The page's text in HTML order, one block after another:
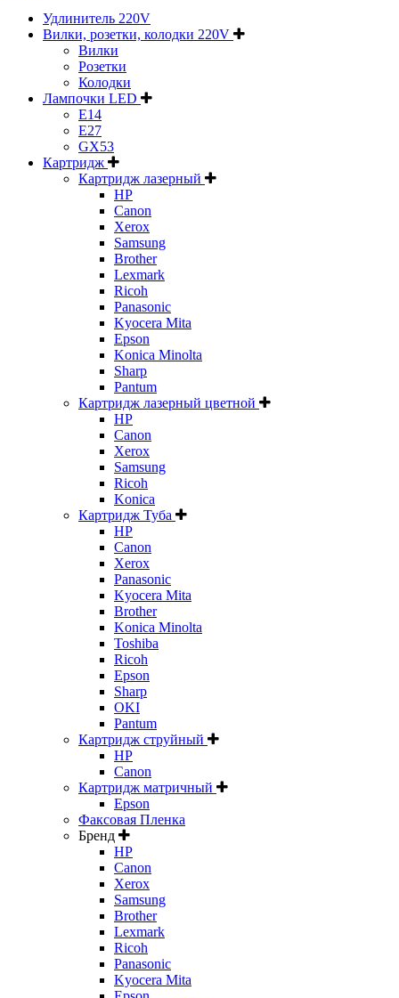
Удлинитель 220V
Вилки, розетки, колодки 220V
Вилки
Розетки
Колодки
Лампочки LED
E14
E27
GX53
Картридж
Картридж лазерный
HP
Canon
Xerox
Samsung
Brother
Lexmark
Ricoh
Panasonic
Kyocera Mita
Epson
Konica Minolta
Sharp
Pantum
Картридж лазерный цветной
HP
Canon
Xerox
Samsung
Ricoh
Konica
Картридж Туба
HP
Canon
Xerox
Panasonic
Kyocera Mita
Brother
Konica Minolta
Toshiba
Ricoh
Epson
Sharp
OKI
Pantum
Картридж струйный
HP
Canon
Картридж матричный
Epson
Факсовая Пленка
Бренд
HP
Canon
Xerox
Samsung
Brother
Lexmark
Ricoh
Panasonic
Kyocera Mita